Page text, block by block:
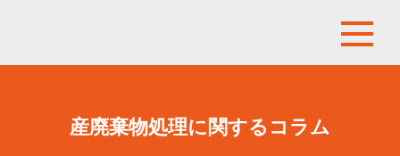
産廃棄物処理に関するコラム